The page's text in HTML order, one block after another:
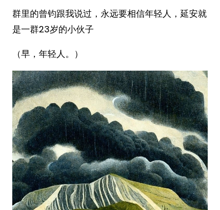
群里的曾钧跟我说过，永远要相信年轻人，延安就
是一群23岁的小伙子
（早，年轻人。）